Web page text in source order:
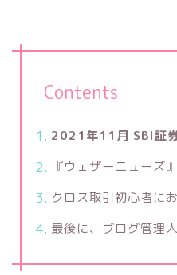
Contents
2021年11月 SBI証
『ウェザーニューズ
クロス取引初心者に
最後に、ブログ管理